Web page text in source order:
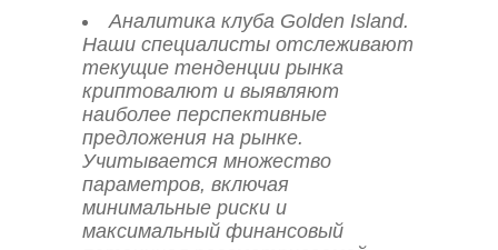
Аналитика клуба Golden Island.
Наши специалисты отслеживают
текущие тенденции рынка
криптовалют и выявляют
наиболее перспективные
предложения на рынке.
Учитывается множество
параметров, включая
минимальные риски и
максимальный финансовый